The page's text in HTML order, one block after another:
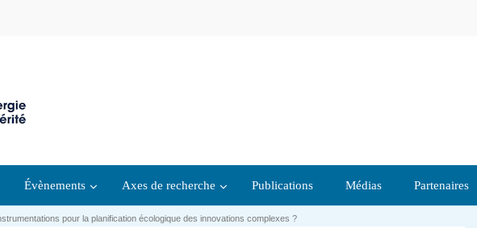
Évènements Axes de recherche Publications Médias Partenaires
pour la planification écologique des innovations complexes ?